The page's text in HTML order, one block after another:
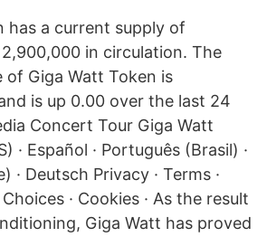
has a current supply of
in circulation. The
Giga Watt Token is
is up 0.00 over the last 24
Concert Tour Giga Watt
· Español · Português (Brasil) ·
· Deutsch Privacy · Terms ·
· Cookies · As the result
Giga Watt has proved